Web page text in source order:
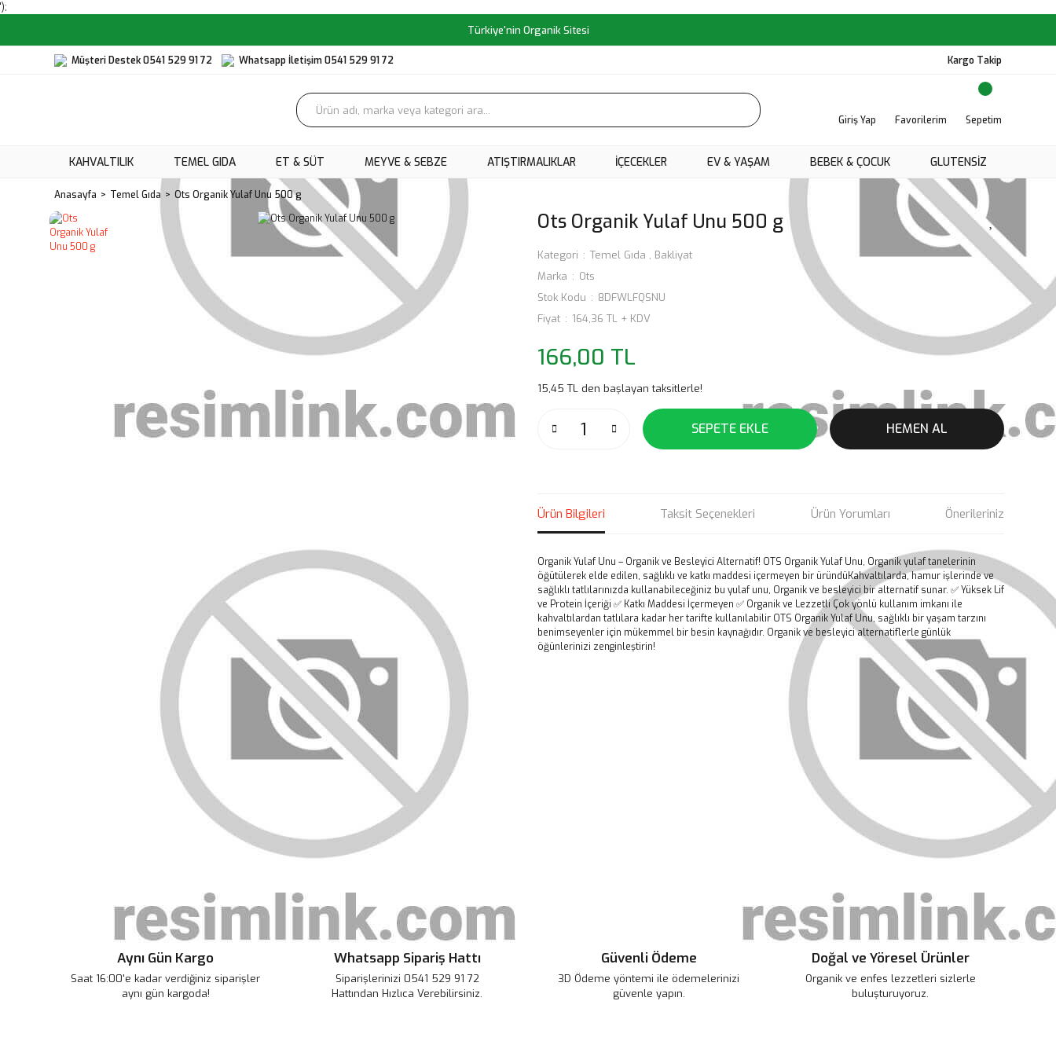
');
Türkiye'nin Organik Sitesi
Müşteri Destek 0541 529 91 72 Whatsapp İletişim 0541 529 91 72 Kargo Takip
Giriş Yap Favorilerim Sepetim
KAHVALTILIK TEMEL GIDA ET & SÜT MEYVE & SEBZE ATIŞTIRMALIKLAR İÇECEKLER EV & YAŞAM BEBEK & ÇOCUK GLUTENSIZ
Anasayfa Temel Gıda Ots Organik Yulaf Unu 500 g
Ots Organik Yulaf Unu 500 g
Kategori Temel Gıda , Bakliyat
Marka
Ots
Stok Kodu
8DFWLFQSNU
Fiyat
164,36 TL + KDV
166,00 TL
15,45 TL den başlayan taksitlerle!
SEPETE EKLE HEMEN AL
Ürün Bilgileri Taksit Seçenekleri Ürün Yorumları Önerileriniz
Organik Yulaf Unu – Organik ve Besleyici Alternatif! OTS Organik Yulaf Unu, Organik yulaf tanelerinin
öğütülerek elde edilen, sağlıklı ve katkı maddesi içermeyen bir üründüKahvaltılarda, hamur işlerinde ve
sağlıklı tatlılarınızda kullanabileceğiniz bu yulaf unu, Organik ve besleyici bir alternatif sunar. ✅ Yüksek Lif
ve Protein İçeriği ✅ Katkı Maddesi İçermeyen ✅ Organik ve Lezzetli Çok yönlü kullanım imkanı ile
kahvaltılardan tatlılara kadar her tarifte kullanılabilir OTS Organik Yulaf Unu, sağlıklı bir yaşam tarzını
benimseyenler için mükemmel bir besin kaynağıdır. Organik ve besleyici alternatiflerle günlük
öğünlerinizi zenginleştirin!
Bu ürüne ilk yorumu siz yapın!
Bu ürünün fiyat bilgisi, resim, ürün açıklamalarında ve diğer konularda yetersiz gördüğünüz
Aynı Gün Kargo
Saat 16:00'e kadar verdiğiniz siparişler
aynı gün kargoda!
Whatsapp Sipariş Hattı
Siparişlerinizi 0541 529 91 72
Hattından Hızlıca Verebilirsiniz.
Güvenli Ödeme
3D Ödeme yöntemi ile ödemelerinizi
güvenle yapın.
Doğal ve Yöresel Ürünler
Organik ve enfes lezzetleri sizlerle
buluşturuyoruz.